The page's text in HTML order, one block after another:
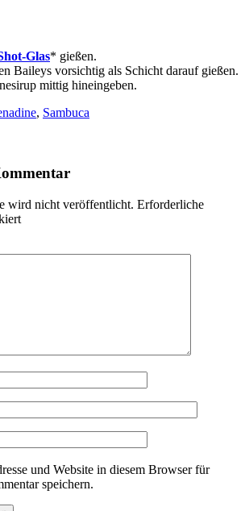
Glas* gießen.
Baileys vorsichtig als Schicht darauf gießen.
mittig hineingeben.
, Sambuca
wird nicht veröffentlicht. Erforderliche
und Website in diesem Browser für
speichern.